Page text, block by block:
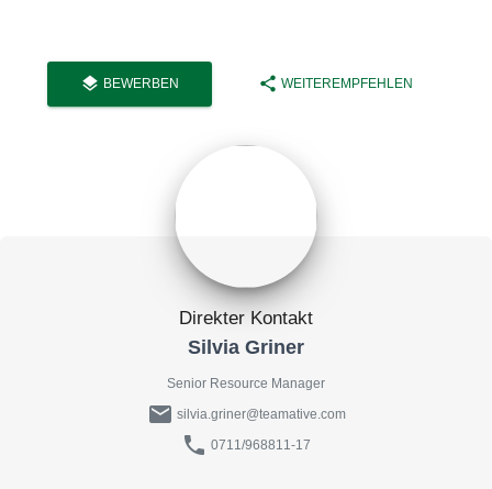
layers BEWERBEN share WEITEREMPFEHLEN
Direkter Kontakt
Silvia Griner
Senior Resource Manager
mail silvia.griner@teamative.com
phone 0711/968811-17